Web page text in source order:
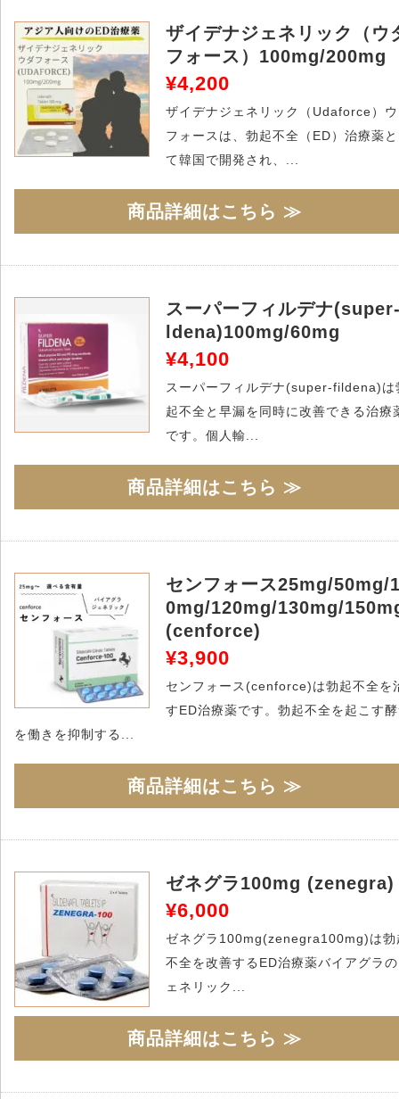
ザイデナジェネリック（ウ
フォース）100mg/200mg
¥4,200
ザイデナジェネリック（Udaforce）
フォースは、勃起不全（ED）治療薬
て韓国で開発され、...
商品詳細はこちら ≫
スーパーフィルデナ
ldena)100mg/60mg
¥4,100
スーパーフィルデナ(super-fildena)は
起不全と早漏を同時に改善できる治療
です。個人輸...
商品詳細はこちら ≫
センフォース25mg/50mg/
0mg/120mg/130mg/
(cenforce)
¥3,900
センフォース(cenforce)は勃起不全を
すED治療薬です。勃起不全を起こす
を働きを抑制する...
商品詳細はこちら ≫
ゼネグラ100mg (zenegra)
¥6,000
ゼネグラ100mg(zenegra100mg)は勃
不全を改善するED治療薬バイアグラ
ェネリック...
商品詳細はこちら ≫